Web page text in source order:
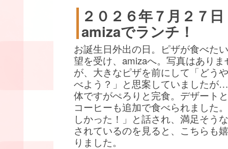
２０２６年７月２７日
amizaでランチ！
お誕生日外出の日。ピザが食べた
望を受け、amizaへ。写真はありま
が、大きなピザを前にして「どう
べよう？」と思案していましたが
体ですがぺろりと完食。デザート
コーヒーも追加で食べられました
しかった！」と話され、満足そう
されているのを見ると、こちらも
りました。